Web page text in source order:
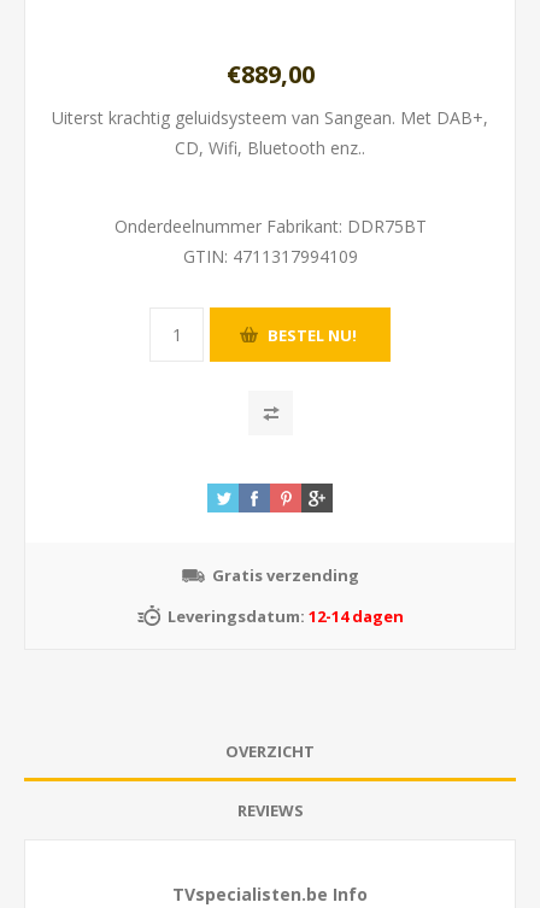
€889,00
Uiterst krachtig geluidsysteem van Sangean. Met DAB+,
CD, Wifi, Bluetooth enz..
Onderdeelnummer Fabrikant: DDR75BT
GTIN: 4711317994109
Gratis verzending
Leveringsdatum: 12-14 dagen
OVERZICHT
REVIEWS
TVspecialisten.be Info